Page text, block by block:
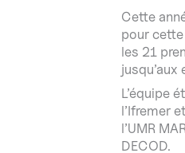
Cette
pour cette
les 21
L’équipe
l’Ifremer
l’UMR
DECOD.